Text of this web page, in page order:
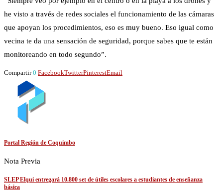
he visto a través de redes sociales el funcionamiento de las cámaras
que apoyan los procedimientos, eso es muy bueno. Eso igual como
vecina te da una sensación de seguridad, porque sabes que te están
monitoreando en todo segundo”.
Compartir 0 FacebookTwitterPinterestEmail
Portal Región de Coquimbo
Nota Previa
SLEP Elqui entregará 10.800 set de útiles escolares a estudiantes de enseñanza
básica